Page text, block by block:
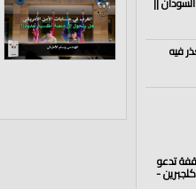
فيه
تدعو
-